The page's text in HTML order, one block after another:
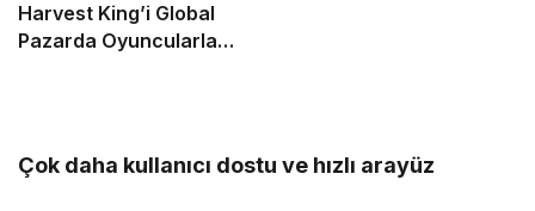
Harvest King’i Global
Pazarda Oyuncularla
Çok daha kullanıcı dostu ve hızlı arayüz